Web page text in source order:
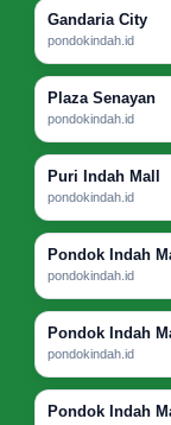
Gandaria City
pondokindah.id
Plaza Senayan
pondokindah.id
Puri Indah Mall
pondokindah.id
Pondok Indah
pondokindah.id
Pondok Indah
pondokindah.id
Pondok Indah